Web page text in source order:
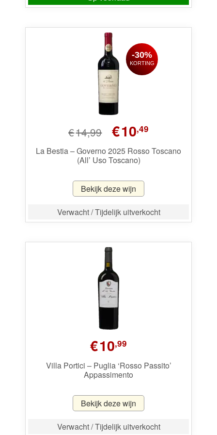
€14,99
Oorspronkelijke
prijs
was:
€14,99.
€10,49Huidige
is:
La Bestia – Governo 2025 Rosso Toscano
(All’ Uso Toscano)
-30%
KORTING
Bekijk deze wijn
Verwacht / Tijdelijk uitverkocht
€10,99
Villa Portici – Puglia ‘Rosso Passito’
Appassimento
Bekijk deze wijn
Verwacht / Tijdelijk uitverkocht